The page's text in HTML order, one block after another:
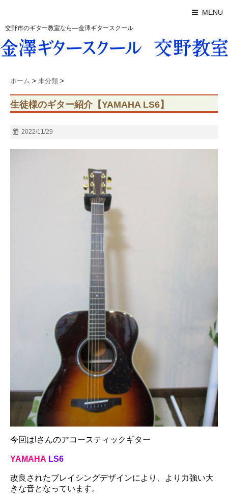
MENU
交野市のギター教室なら―金澤ギタースクール
ホーム > 未分類 >
生徒様のギター紹介【YAMAHA LS6】
2022/11/29
今回はIさんのアコースティックギター
YAMAHA LS6
改良されたブレイシングデザインにより、より力強い大
きな音となっています。